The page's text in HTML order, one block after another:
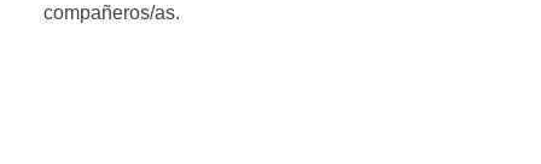
compañeros/as.